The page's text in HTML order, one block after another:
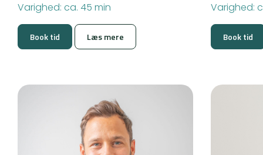
Varighed: ca. 45 min
Book tid Læs mere
Varighed:
Book tid